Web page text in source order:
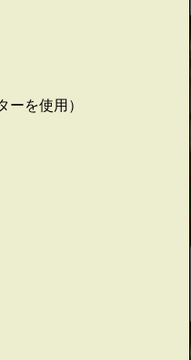
を使用）